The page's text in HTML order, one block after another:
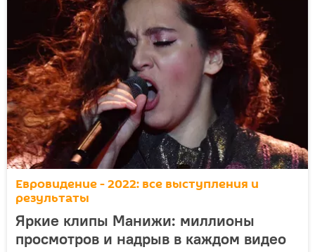
Евровидение - 2022: все выступления и
результаты
Яркие клипы Манижи: миллионы
просмотров и надрыв в каждом видео